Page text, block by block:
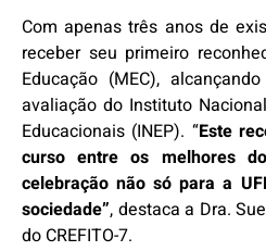
Com apenas três anos de
receber seu primeiro
Educação (MEC),
avaliação do Instituto
Educacionais (INEP). “Este
curso entre os melhores
celebração não só para a
sociedade”, destaca a Dra.
do CREFITO-7.